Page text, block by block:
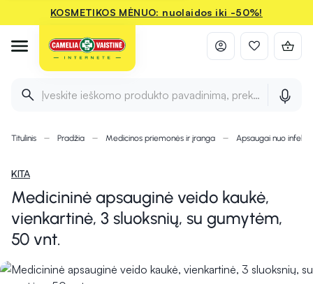
KOSMETIKOS MĖNUO: nuolaidos iki -50%!
Įveskite ieškomo produkto pavadinimą, prekės ženklą ir
Titulinis Pradžia Medicinos priemonės ir įranga Apsaugai nuo
KITA
Medicininė apsauginė veido kaukė,
vienkartinė, 3 sluoksnių, su gumytėm,
50 vnt.